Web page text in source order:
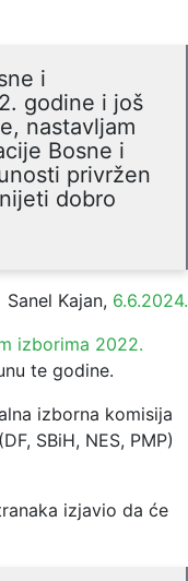
i
godine i još
nastavljam
Bosne i
privržen
dobro
Sanel Kajan, 6.6.2024.
izborima 2022.
te godine.
izborna komisija
SBiH, NES, PMP)
izjavio da će